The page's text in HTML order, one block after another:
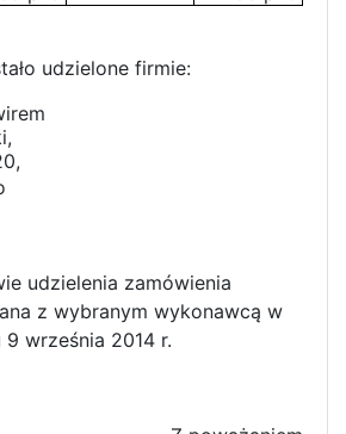
udzielone firmie:
udzielenia zamówienia
z wybranym wykonawcą w
września 2014 r.